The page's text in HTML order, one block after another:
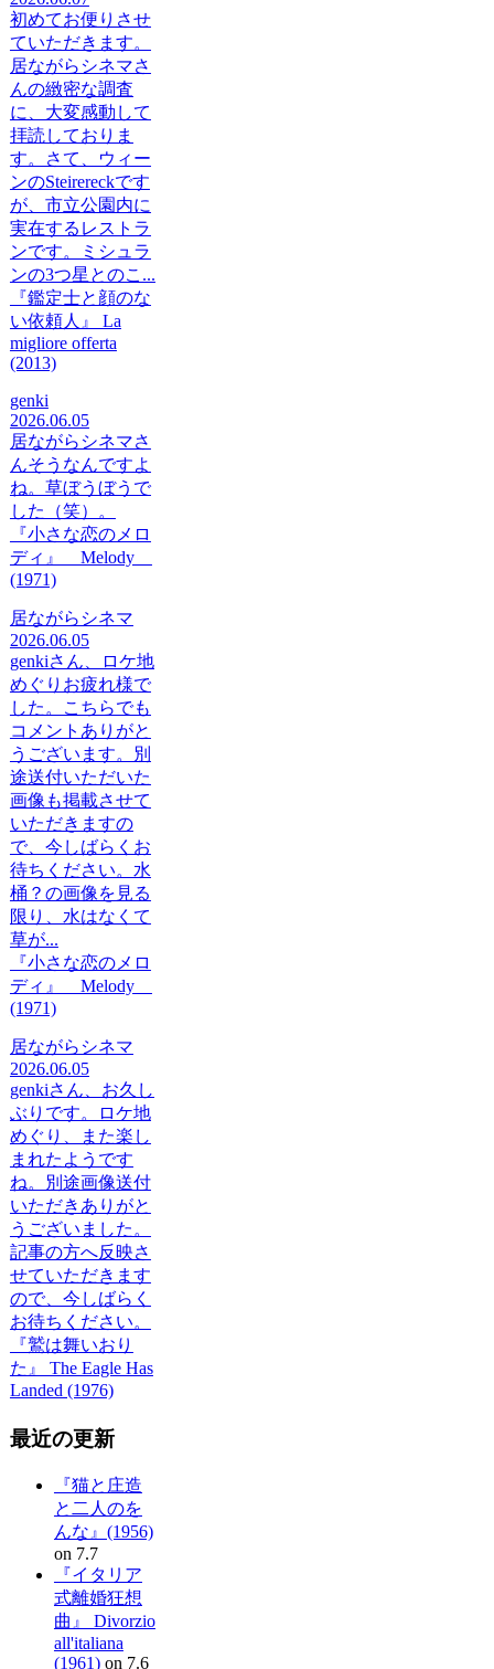
初めてお便りさせ
ていただきます。
居ながらシネマさ
んの緻密な調査
に、大変感動して
拝読しておりま
す。さて、ウィー
ンのSteirereckです
が、市立公園内に
実在するレストラ
ンです。ミシュラ
ンの3つ星とのこ...
『鑑定士と顔のな
い依頼人』 La
migliore offerta
(2013)
genki
2026.06.05
居ながらシネマさ
んそうなんですよ
ね。草ぼうぼうで
した（笑）。
『小さな恋のメロ
ディ』 Melody
(1971)
居ながらシネマ
2026.06.05
genkiさん、ロケ地
めぐりお疲れ様で
した。こちらでも
コメントありがと
うございます。別
途送付いただいた
画像も掲載させて
いただきますの
で、今しばらくお
待ちください。水
桶？の画像を見る
限り、水はなくて
草が...
『小さな恋のメロ
ディ』 Melody
(1971)
居ながらシネマ
2026.06.05
genkiさん、お久し
ぶりです。ロケ地
めぐり、また楽し
まれたようです
ね。別途画像送付
いただきありがと
うございました。
記事の方へ反映さ
せていただきます
ので、今しばらく
お待ちください。
『鷲は舞いおり
た』 The Eagle Has
Landed (1976)
最近の更新
『猫と庄造
と二人のを
んな』(1956)
on 7.7
『イタリア
式離婚狂想
曲』 Divorzio
all'italiana
(1961)on 7.6